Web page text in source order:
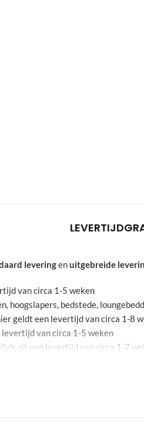
LEVERTIJD
leveringenuitgebreide
van circa 1-5 weken
hoogslapers, bedstede,
geldt een levertijd van circa 1-8
levertijd van circa 1-5 weken
zit een levertijd van circa 1-7
en kunnen geen rechten